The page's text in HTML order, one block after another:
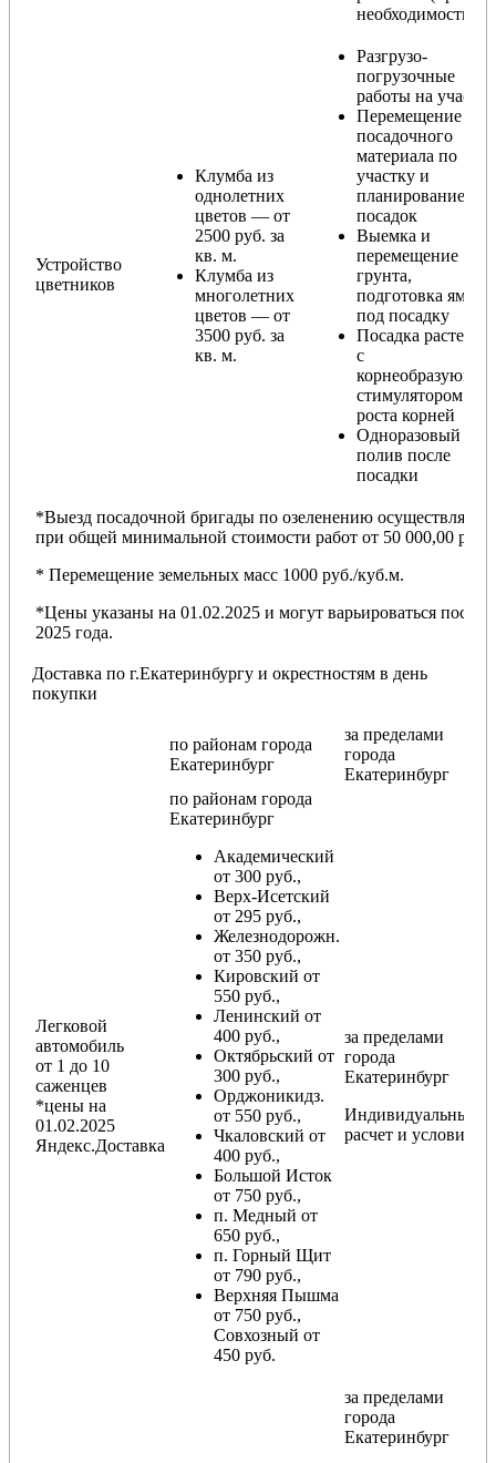
необходимости)
Устройство
цветников
Клумба из
однолетних
цветов — от
2500 руб. за
кв. м.
Клумба из
многолетних
цветов — от
3500 руб. за
кв. м.
Разгрузо-
погрузочные
работы на участке
Перемещение
посадочного
материала по
участку и
планирование
посадок
Выемка и
перемещение
грунта,
подготовка ямы
под посадку
Посадка растений
с
корнеобразующим
стимулятором
роста корней
Одноразовый
полив после
посадки
*Выезд посадочной бригады по озеленению осуществляется
при общей минимальной стоимости работ от 50 000,00 руб.
* Перемещение земельных масс 1000 руб./куб.м.
*Цены указаны на 01.02.2025 и могут варьироваться после
2025 года.
Доставка по г.Екатеринбургу и окрестностям в день
покупки
по районам города
Екатеринбург
за пределами
города
Екатеринбург
Легковой
автомобиль
от 1 до 10
саженцев
*цены на
01.02.2025
Яндекс.Доставка
по районам города
Екатеринбург
Академический
от 300 руб.,
Верх-Исетский
от 295 руб.,
Железнодорожн.
от 350 руб.,
Кировский от
550 руб.,
Ленинский от
400 руб.,
Октябрьский от
300 руб.,
Орджоникидз.
от 550 руб.,
Чкаловский от
400 руб.,
Большой Исток
от 750 руб.,
п. Медный от
650 руб.,
п. Горный Щит
от 790 руб.,
Верхняя Пышма
от 750 руб.,
Совхозный от
450 руб.
за пределами
города
Екатеринбург
Индивидуальный
расчет и условия
за пределами
города
Екатеринбург